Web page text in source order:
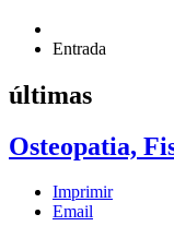
Entrada
últimas
Osteopatia,
Imprimir
Email